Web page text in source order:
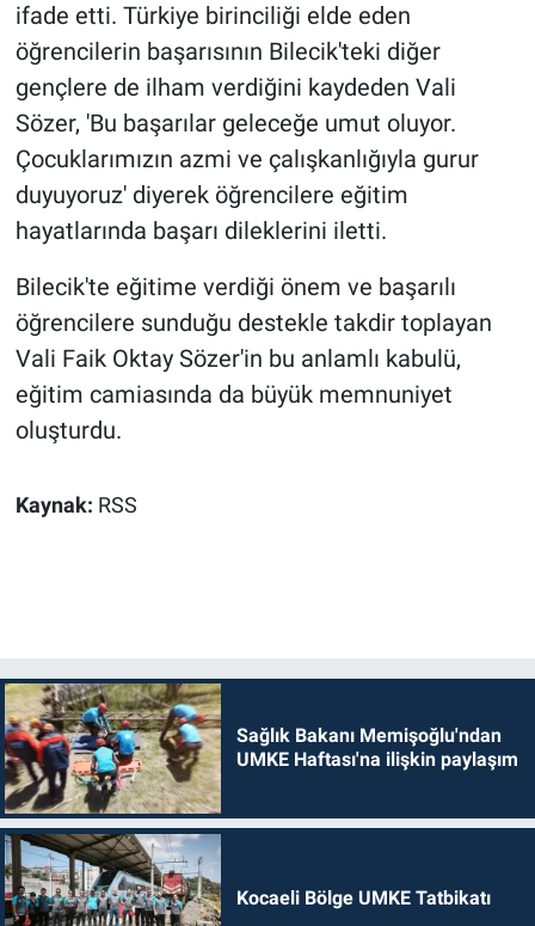
ifade etti. Türkiye birinciliği elde eden
öğrencilerin başarısının Bilecik'teki diğer
gençlere de ilham verdiğini kaydeden Vali
Sözer, 'Bu başarılar geleceğe umut oluyor.
Çocuklarımızın azmi ve çalışkanlığıyla gurur
duyuyoruz' diyerek öğrencilere eğitim
hayatlarında başarı dileklerini iletti.
Bilecik'te eğitime verdiği önem ve başarılı
öğrencilere sunduğu destekle takdir toplayan
Vali Faik Oktay Sözer'in bu anlamlı kabulü,
eğitim camiasında da büyük memnuniyet
oluşturdu.
Kaynak: RSS
Sağlık Bakanı Memişoğlu'ndan
UMKE Haftası'na ilişkin paylaşım
Kocaeli Bölge UMKE Tatbikatı